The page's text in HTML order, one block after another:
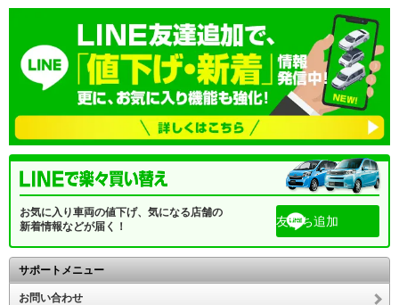
お気に入り車両の値下げ、気になる店舗の
新着情報などが届く！
友だち追加
サポートメニュー
お問い合わせ